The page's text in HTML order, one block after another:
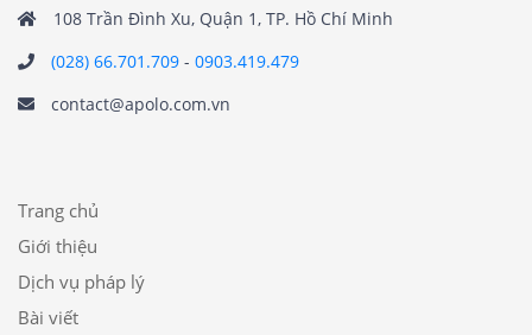
108 Trần Đình Xu, Quận 1, TP. Hồ Chí Minh
(028) 66.701.709 - 0903.419.479
contact@apolo.com.vn
Trang chủ
Giới thiệu
Dịch vụ pháp lý
Bài viết